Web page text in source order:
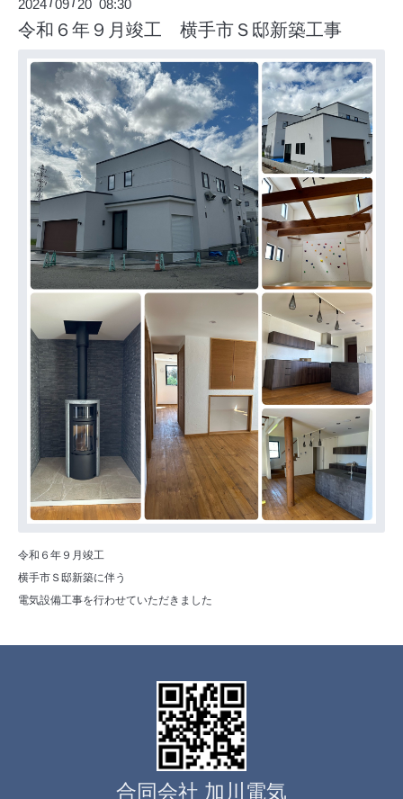
2024 /09 / 20 08:30
令和６年９月竣工 横手市Ｓ邸新築工事
令和６年９月竣工
横手市Ｓ邸新築に伴う
電気設備工事を行わせていただきました
合同会社 加川電気